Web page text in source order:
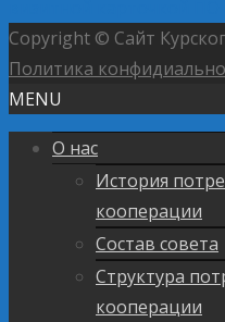
Copyright © Сайт
Политика
MENU
О нас
История
кооперации
Состав совета
Структура
кооперации